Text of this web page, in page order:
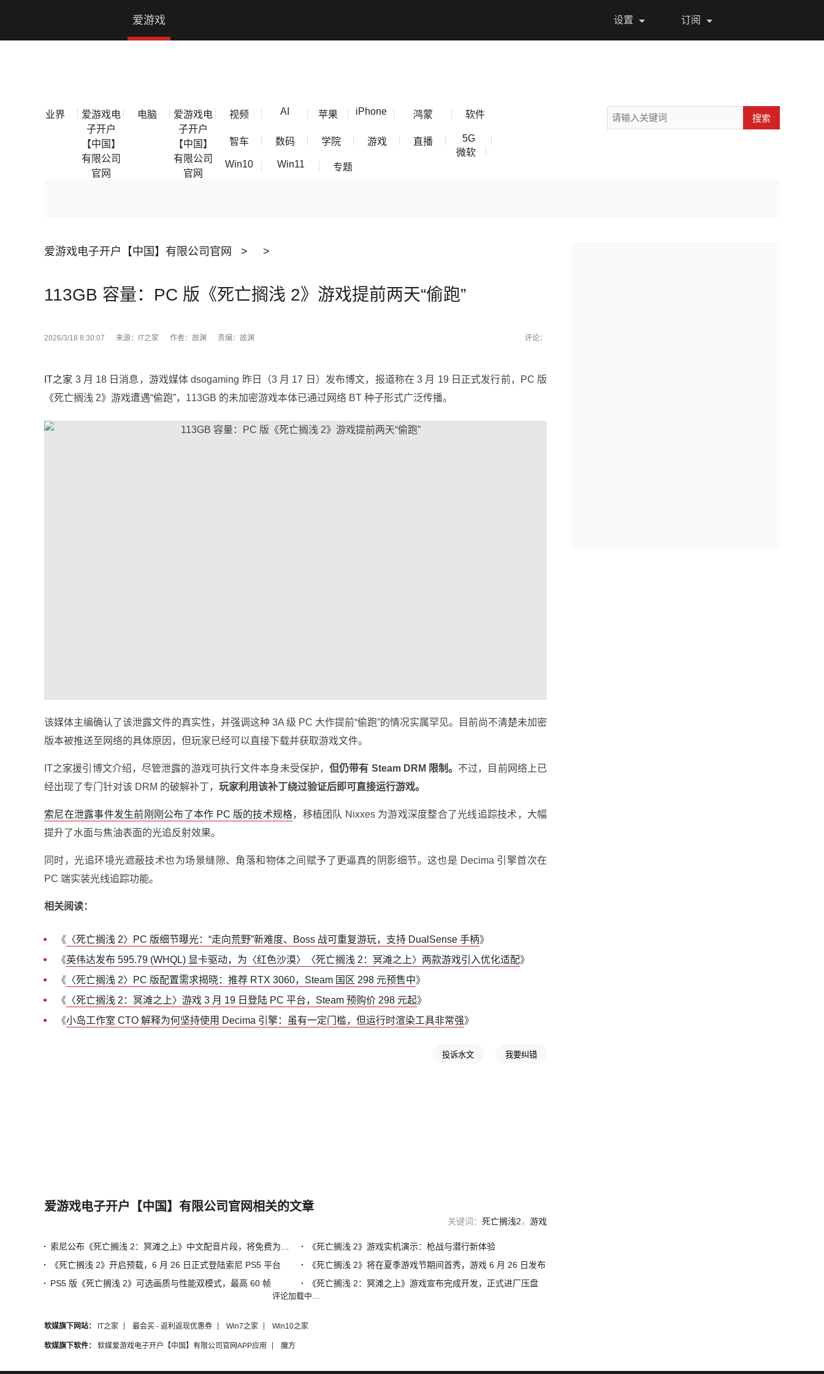
爱游戏电子开户【中国】有限公司官网
爱游戏
国】有
设置 订阅
业界
爱游戏电
子开户
【中国】
有限公司
官网
电脑
爱游戏电
子开户
【中国】
有限公司
官网
视频 AI 苹果 iPhone 鸿蒙 软件
智车 数码 学院 游戏 直播
5G
微软
Win10
Win11 专题
搜索
爱游戏电子开户【中国】有限公司官网 > >
113GB 容量：PC 版《死亡搁浅 2》游戏提前两天“偷跑”
2026/3/18 8:30:07 来源： IT之家 作者： 故渊 责编： 故渊 评论：
IT之家 3 月 18 日消息，游戏媒体 dsogaming 昨日（3 月 17 日）发布博文，报道称在 3 月 19 日正式发行前，PC 版
《死亡搁浅 2》游戏遭遇“偷跑”，113GB 的未加密游戏本体已通过网络 BT 种子形式广泛传播。
该媒体主编确认了该泄露文件的真实性，并强调这种 3A 级 PC 大作提前“偷跑”的情况实属罕见。目前尚不清楚未加密
版本被推送至网络的具体原因，但玩家已经可以直接下载并获取游戏文件。
IT之家援引博文介绍，尽管泄露的游戏可执行文件本身未受保护，但仍带有 Steam DRM 限制。 不过，目前网络上已
经出现了专门针对该 DRM 的破解补丁， 玩家利用该补丁绕过验证后即可直接运行游戏。
索尼在泄露事件发生前刚刚公布了本作 PC 版的技术规格，移植团队 Nixxes 为游戏深度整合了光线追踪技术，大幅
提升了水面与焦油表面的光追反射效果。
同时，光追环境光遮蔽技术也为场景缝隙、角落和物体之间赋予了更逼真的阴影细节。这也是 Decima 引擎首次在
PC 端实装光线追踪功能。
相关阅读：
《 〈死亡搁浅 2〉PC 版细节曝光：“走向荒野”新难度、Boss 战可重复游玩，支持 DualSense 手柄》
《英伟达发布 595.79 (WHQL) 显卡驱动，为〈红色沙漠〉〈死亡搁浅 2：冥滩之上〉两款游戏引入优化适配》
《 〈死亡搁浅 2〉PC 版配置需求揭晓：推荐 RTX 3060，Steam 国区 298 元预售中》
《 〈死亡搁浅 2：冥滩之上〉游戏 3 月 19 日登陆 PC 平台，Steam 预购价 298 元起》
《小岛工作室 CTO 解释为何坚持使用 Decima 引擎：虽有一定门槛，但运行时渲染工具非常强》
投诉水文 我要纠错
爱游戏电子开户【中国】有限公司官网相关的文章
关键词： 死亡搁浅2， 游戏
《死亡搁浅 2》游戏实机演示：枪战与潜行新体验
《死亡搁浅 2》开启预载，6 月 26 日正式登陆索尼 PS5 平台
《死亡搁浅 2》将在夏季游戏节期间首秀，游戏 6 月 26 日发布
PS5 版《死亡搁浅 2》可选画质与性能双模式，最高 60 帧
《死亡搁浅 2：冥滩之上》游戏宣布完成开发，正式进厂压盘
评论加载中...
软媒旗下网站： IT之家 最会买 - 返利返现优惠券 Win7之家 Win10之家
软媒旗下软件： 软媒爱游戏电子开户【中国】有限公司官网APP应用 魔方